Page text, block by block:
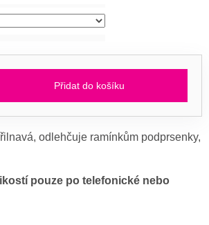
Přidat do košíku
odlehčuje ramínkům podprsenky,
pouze po telefonické nebo